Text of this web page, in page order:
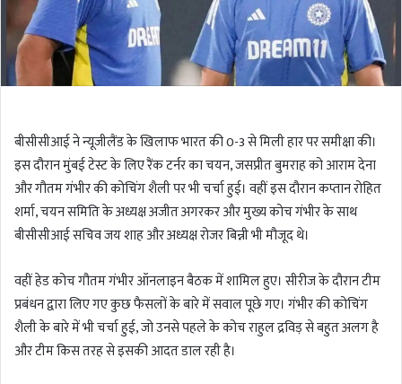
w
t
t
i
बीसीसीआई ने न्यूजीलैंड के खिलाफ भारत की 0-3 से मिली हार पर समीक्षा की।
इस दौरान मुंबई टेस्ट के लिए रैंक टर्नर का चयन, जसप्रीत बुमराह को आराम देना
और गौतम गंभीर की कोचिंग शैली पर भी चर्चा हुई। वहीं इस दौरान कप्तान रोहित
शर्मा, चयन समिति के अध्यक्ष अजीत अगरकर और मुख्य कोच गंभीर के साथ
बीसीसीआई सचिव जय शाह और अध्यक्ष रोजर बिन्नी भी मौजूद थे।
वहीं हेड कोच गौतम गंभीर ऑनलाइन बैठक में शामिल हुए। सीरीज के दौरान टीम
प्रबंधन द्वारा लिए गए कुछ फैसलों के बारे में सवाल पूछे गए। गंभीर की कोचिंग
शैली के बारे में भी चर्चा हुई, जो उनसे पहले के कोच राहुल द्रविड़ से बहुत अलग है
और टीम किस तरह से इसकी आदत डाल रही है।